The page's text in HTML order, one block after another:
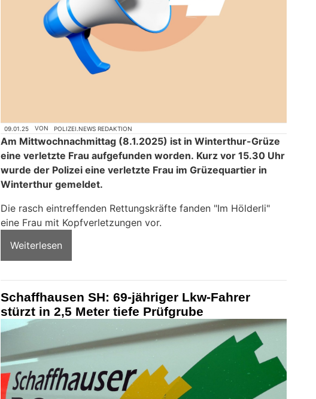
09.01.25 VON POLIZEI.NEWS REDAKTION
Am Mittwochnachmittag (8.1.2025) ist in Winterthur-Grüze
eine verletzte Frau aufgefunden worden. Kurz vor 15.30 Uhr
wurde der Polizei eine verletzte Frau im Grüzequartier in
Winterthur gemeldet.
Die rasch eintreffenden Rettungskräfte fanden "Im Hölderli"
eine Frau mit Kopfverletzungen vor.
Weiterlesen
Schaffhausen SH: 69-jähriger Lkw-Fahrer
stürzt in 2,5 Meter tiefe Prüfgrube